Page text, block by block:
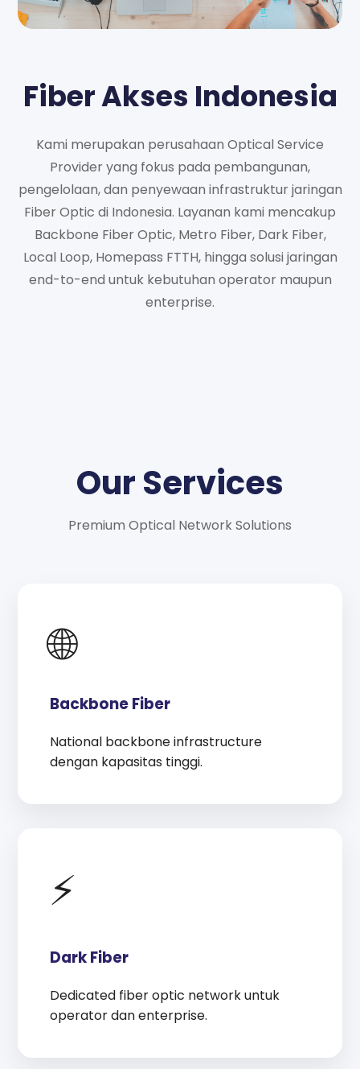
Fiber Akses Indonesia
Kami merupakan perusahaan Optical Service
Provider yang fokus pada pembangunan,
pengelolaan, dan penyewaan infrastruktur jaringan
Fiber Optic di Indonesia. Layanan kami mencakup
Backbone Fiber Optic, Metro Fiber, Dark Fiber,
Local Loop, Homepass FTTH, hingga solusi jaringan
end-to-end untuk kebutuhan operator maupun
enterprise.
Our Services
Premium Optical Network Solutions
🌐
Backbone Fiber
National backbone infrastructure
dengan kapasitas tinggi.
⚡
Dark Fiber
Dedicated fiber optic network untuk
operator dan enterprise.